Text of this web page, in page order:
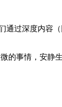
通过深度内容
的事情，安静生